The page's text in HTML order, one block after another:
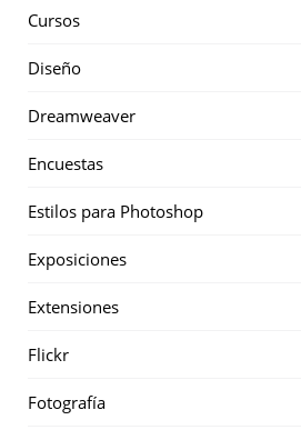
Cursos
Diseño
Dreamweaver
Encuestas
Estilos para Photoshop
Exposiciones
Extensiones
Flickr
Fotografía